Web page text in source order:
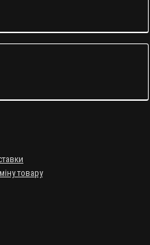
товару